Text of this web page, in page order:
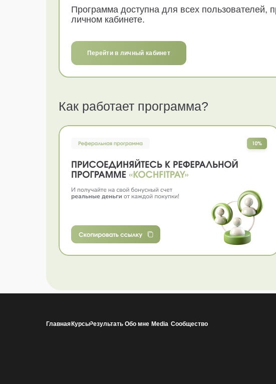
Программа доступна для всех пользователей,
личном кабинете.
Перейти в личный кабинет
Как работает программа?
ГлавнаяКурсыРезультаты Обо мне Media Сообщество